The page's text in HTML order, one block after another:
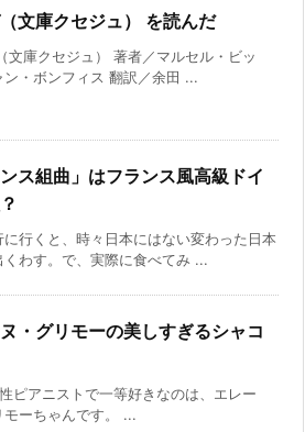
文庫クセジュ） を読んだ
文庫クセジュ） 著者／マルセル・ビッ
ン・ボンフィス 翻訳／余田 ...
ンス組曲」はフランス風高級ドイ
に行くと、時々日本にはない変わった日本
くわす。で、実際に食べてみ ...
・グリモーの美しすぎるシャコ
ピアニストで一等好きなのは、エレー
モーちゃんです。 ...